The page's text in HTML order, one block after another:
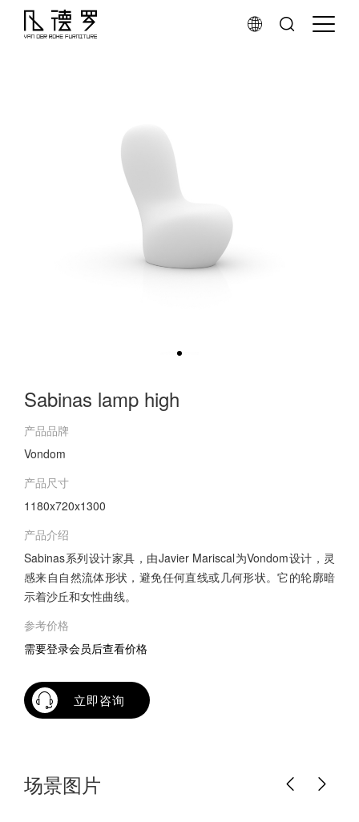
Sabinas lamp high
产品品牌
Vondom
产品尺寸
1180x720x1300
产品介绍
Sabinas系列设计家具，由Javier Mariscal为Vondom设计，灵
感来自自然流体形状，避免任何直线或几何形状。它的轮廓暗
示着沙丘和女性曲线。
参考价格
需要登录会员后查看价格
立即咨询
场景图片